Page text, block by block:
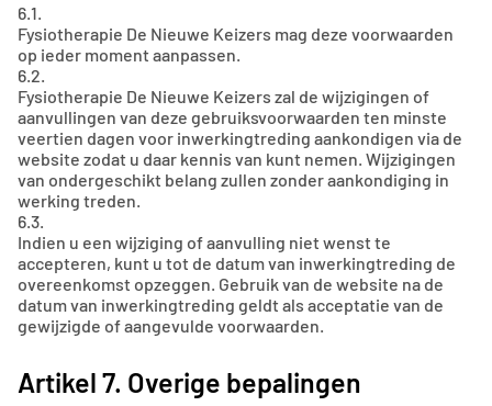
6.1.
Fysiotherapie De Nieuwe Keizers mag deze voorwaarden
op ieder moment aanpassen.
6.2.
Fysiotherapie De Nieuwe Keizers zal de wijzigingen of
aanvullingen van deze gebruiksvoorwaarden ten minste
veertien dagen voor inwerkingtreding aankondigen via de
website zodat u daar kennis van kunt nemen. Wijzigingen
van ondergeschikt belang zullen zonder aankondiging in
werking treden.
6.3.
Indien u een wijziging of aanvulling niet wenst te
accepteren, kunt u tot de datum van inwerkingtreding de
overeenkomst opzeggen. Gebruik van de website na de
datum van inwerkingtreding geldt als acceptatie van de
gewijzigde of aangevulde voorwaarden.
Artikel 7. Overige bepalingen